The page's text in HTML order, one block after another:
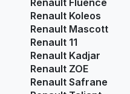
Renault Koleos
Renault Mascott
Renault 11
Renault Kadjar
Renault ZOE
Renault Safrane